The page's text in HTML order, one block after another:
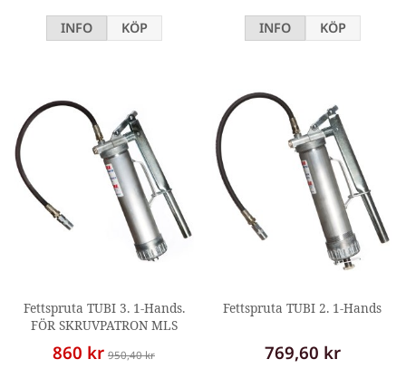
INFO KÖP INFO KÖP
Fettspruta TUBI 3. 1-Hands.
FÖR SKRUVPATRON MLS
860 kr 950,40 kr
Fettspruta TUBI 2. 1-Hands
769,60 kr